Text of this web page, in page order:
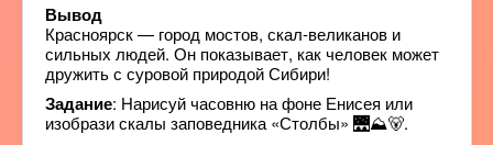
Вывод
Красноярск — город мостов, скал-великанов и
сильных людей. Он показывает, как человек может
дружить с суровой природой Сибири!
Задание: Нарисуй часовню на фоне Енисея или
изобрази скалы заповедника «Столбы» 🌉⛰️🐻.